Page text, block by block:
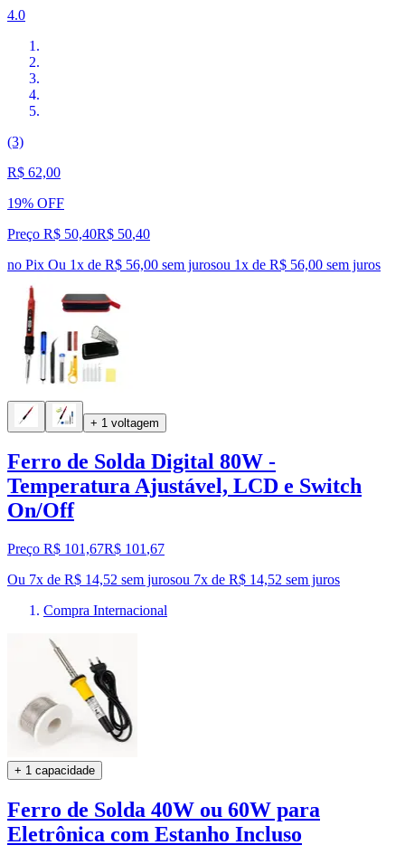
4.0
(3)
R$ 62,00
19% OFF
Preço R$ 50,40R$ 50,40
no Pix Ou 1x de R$ 56,00 sem jurosou 1x de R$ 56,00 sem juros
+ 1 voltagem
Ferro de Solda Digital 80W -
Temperatura Ajustável, LCD e Switch
On/Off
Preço R$ 101,67R$ 101 ,67
Ou 7x de R$ 14,52 sem jurosou 7x de R$ 14,52 sem juros
Compra Internacional
+ 1 capacidade
Ferro de Solda 40W ou 60W para
Eletrônica com Estanho Incluso